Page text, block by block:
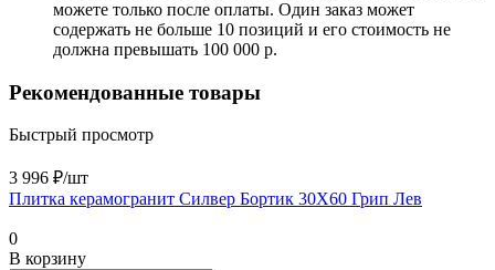
можете только после оплаты. Один заказ может
содержать не больше 10 позиций и его стоимость не
должна превышать 100 000 р.
Рекомендованные товары
Быстрый просмотр
3 996 ₽/шт
Плитка керамогранит Силвер Бортик 30X60 Грип Лев
0
В корзину